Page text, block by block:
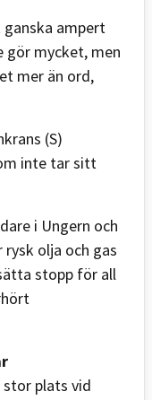
ampert
gör mycket, men
mer än ord,
(S)
inte tar sitt
i Ungern och
olja och gas
stopp för all
plats vid